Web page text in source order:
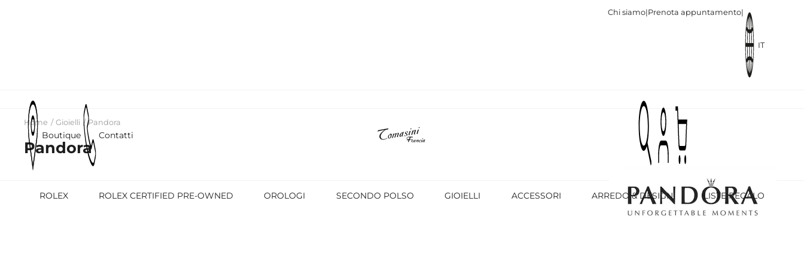
Chi siamo|Prenota appuntamento|
IT
Boutique Contatti
ROLEX ROLEX CERTIFIED PRE-OWNED OROLOGI SECONDO POLSO GIOIELLI ACCESSORI ARREDO & DESIGN LISTE REGALO
Home Gioielli Pandora
Pandora